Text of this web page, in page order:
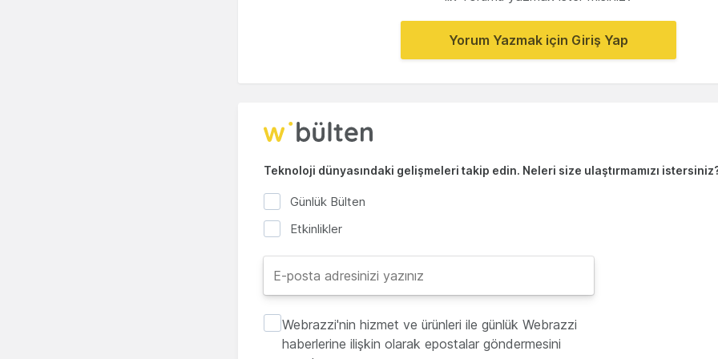
Yorum Yazmak için Giriş Yap
Teknoloji dünyasındaki gelişmeleri takip edin. Neleri size ulaştırmamızı
Günlük Bülten
Etkinlikler
Webrazzi'nin hizmet ve ürünleri ile günlük Webrazzi
haberlerine ilişkin olarak epostalar göndermesini